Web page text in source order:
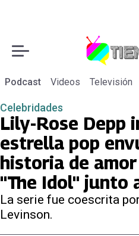
Podcast Videos Televisión
Celebridades
Lily-Rose Depp
estrella pop
historia de
"The Idol" junto
La serie fue coescrita
Levinson.